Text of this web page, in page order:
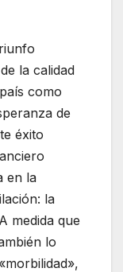
la calidad
como
de
éxito
en la
la
medida que
lo